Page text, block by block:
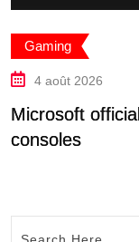
Gaming
4 août 2026
Microsoft
consoles